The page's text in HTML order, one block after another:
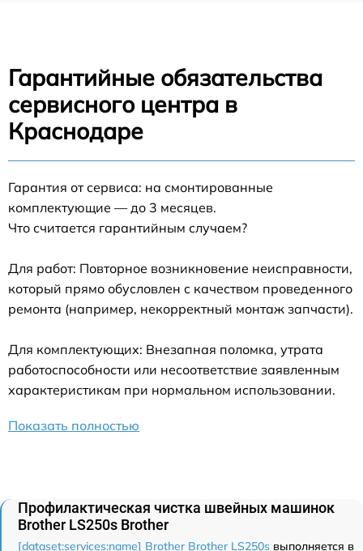
Гарантийные обязательства
сервисного центра в
Краснодаре
Гарантия от сервиса: на смонтированные
комплектующие — до 3 месяцев.
Что считается гарантийным случаем?
Для работ: Повторное возникновение неисправности,
который прямо обусловлен с качеством проведенного
ремонта (например, некорректный монтаж запчасти).
Для комплектующих: Внезапная поломка, утрата
работоспособности или несоответствие заявленным
характеристикам при нормальном использовании.
Показать полностью
Профилактическая чистка швейных машинок
Brother LS250s Brother
[dataset:services:name] Brother Brother LS250s выполняется в